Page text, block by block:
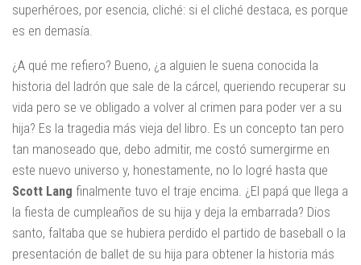
superhéroes, por esencia, cliché: si el cliché destaca, es porque
es en demasía.
¿A qué me refiero? Bueno, ¿a alguien le suena conocida la
historia del ladrón que sale de la cárcel, queriendo recuperar su
vida pero se ve obligado a volver al crimen para poder ver a su
hija? Es la tragedia más vieja del libro. Es un concepto tan pero
tan manoseado que, debo admitir, me costó sumergirme en
este nuevo universo y, honestamente, no lo logré hasta que
Scott Lang finalmente tuvo el traje encima. ¿El papá que llega a
la fiesta de cumpleaños de su hija y deja la embarrada? Dios
santo, faltaba que se hubiera perdido el partido de baseball o la
presentación de ballet de su hija para obtener la historia más